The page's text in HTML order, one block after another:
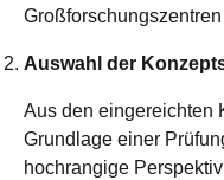
Auswahl der
Aus den eingereichten
Grundlage einer
hochrangige